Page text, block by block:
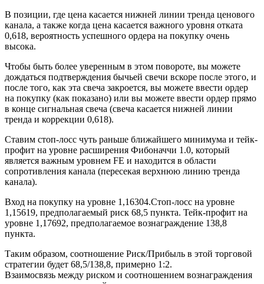
В позиции, где цена касается нижней линии тренда ценового
канала, а также когда цена касается важного уровня отката
0,618, вероятность успешного ордера на покупку очень
высока.
Чтобы быть более уверенным в этом повороте, вы можете
дождаться подтверждения бычьей свечи вскоре после этого, и
после того, как эта свеча закроется, вы можете ввести ордер
на покупку (как показано) или вы можете ввести ордер прямо
в конце сигнальная свеча (свеча касается нижней линии
тренда и коррекции 0,618).
Ставим стоп-лосс чуть раньше ближайшего минимума и тейк-
профит на уровне расширения Фибоначчи 1.0, который
является важным уровнем FE и находится в области
сопротивления канала (пересекая верхнюю линию тренда
канала).
Вход на покупку на уровне 1,16304.Стоп-лосс на уровне
1,15619, предполагаемый риск 68,5 пункта. Тейк-профит на
уровне 1,17692, предполагаемое вознаграждение 138,8
пункта.
Таким образом, соотношение Риск/Прибыль в этой торговой
стратегии будет 68,5/138,8, примерно 1:2.
Взаимосвязь между риском и соотношением вознаграждения